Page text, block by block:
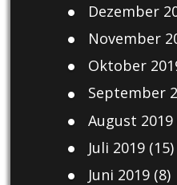
Dezember
November
Oktober
September
August 2019
Juli 2019(15)
Juni 2019(8)